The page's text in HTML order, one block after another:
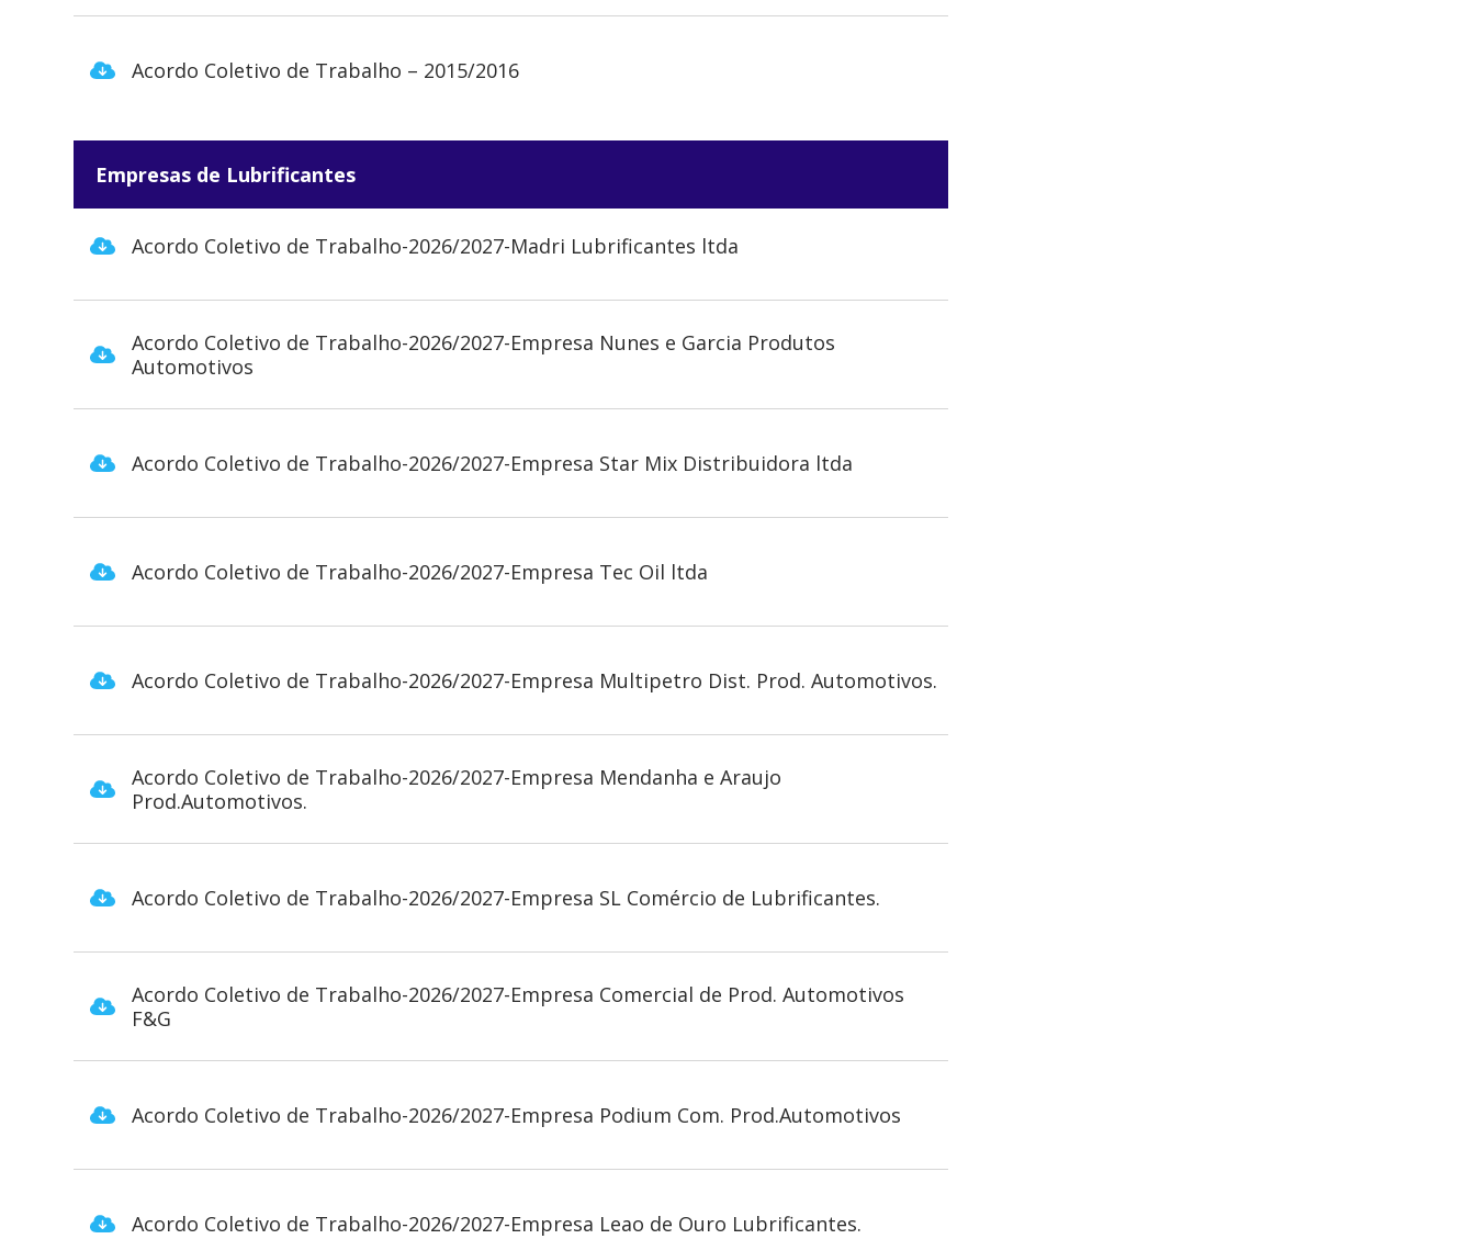
Acordo Coletivo de Trabalho – 2015/2016
Empresas de Lubrificantes
Acordo Coletivo de Trabalho-2026/2027-Madri Lubrificantes ltda
Acordo Coletivo de Trabalho-2026/2027-Empresa Nunes e Garcia Produtos
Automotivos
Acordo Coletivo de Trabalho-2026/2027-Empresa Star Mix Distribuidora ltda
Acordo Coletivo de Trabalho-2026/2027-Empresa Tec Oil ltda
Acordo Coletivo de Trabalho-2026/2027-Empresa Multipetro Dist. Prod. Automotivos.
Acordo Coletivo de Trabalho-2026/2027-Empresa Mendanha e Araujo
Prod.Automotivos.
Acordo Coletivo de Trabalho-2026/2027-Empresa SL Comércio de Lubrificantes.
Acordo Coletivo de Trabalho-2026/2027-Empresa Comercial de Prod. Automotivos
F&G
Acordo Coletivo de Trabalho-2026/2027-Empresa Podium Com. Prod.Automotivos
Acordo Coletivo de Trabalho-2026/2027-Empresa Leao de Ouro Lubrificantes.